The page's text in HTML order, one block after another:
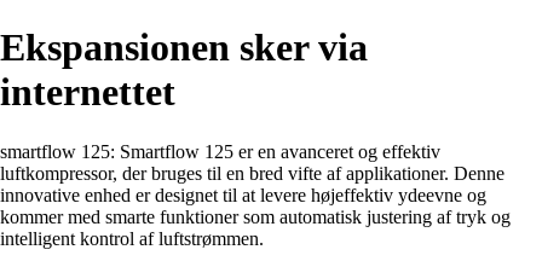
Ekspansionen sker via
internettet
smartflow 125: Smartflow 125 er en avanceret og effektiv
luftkompressor, der bruges til en bred vifte af applikationer. Denne
innovative enhed er designet til at levere højeffektiv ydeevne og
kommer med smarte funktioner som automatisk justering af tryk og
intelligent kontrol af luftstrømmen.